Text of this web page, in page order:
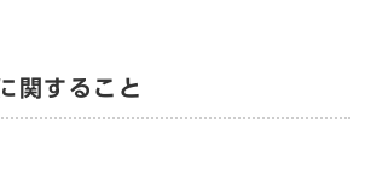
関すること